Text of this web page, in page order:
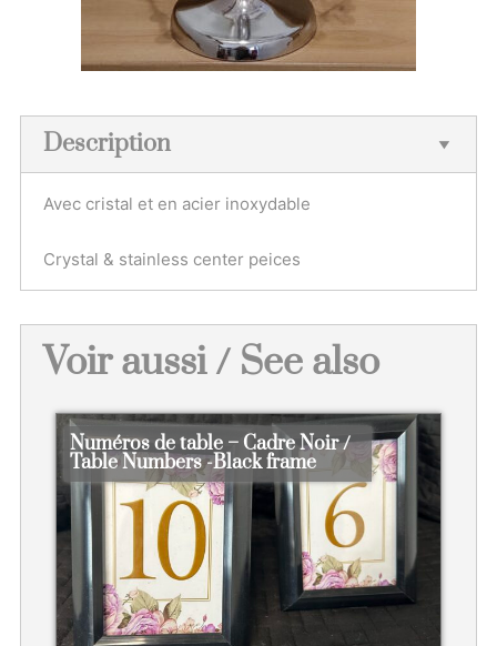
Description
Avec cristal et en acier inoxydable
Crystal & stainless center peices
Voir aussi / See also
Numéros de table – Cadre Noir /
Table Numbers -Black frame